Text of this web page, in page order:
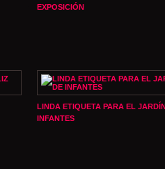
EXPOSICIÓN
LINDA ETIQUETA PARA EL
INFANTES